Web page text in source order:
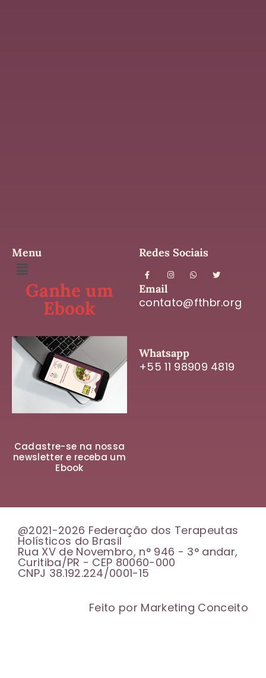
Menu
Ganhe um
Ebook
Cadastre-se na nossa
newsletter e receba um
Ebook
Redes Sociais
Email
contato@fthbr.org
Whatsapp
+55 11 98909 4819
@2021-2026 Federação dos Terapeutas
Holísticos do Brasil
Rua XV de Novembro, n° 946 - 3° andar,
Curitiba/PR - CEP 80060-000
CNPJ 38.192.224/0001-15
Feito por Marketing Conceito